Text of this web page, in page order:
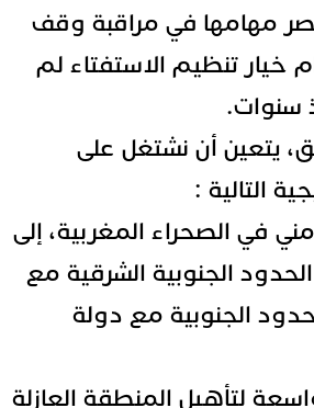
مهامها في مراقبة وقف
خيار تنظيم الاستفتاء لم
يتعين أن نشتغل على
التالية :
في الصحراء المغربية، إلى
الجنوبية الشرقية مع
الجنوبية مع دولة
لتأهيل المنطقة العازلة